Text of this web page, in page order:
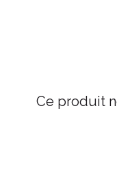
Ce produit